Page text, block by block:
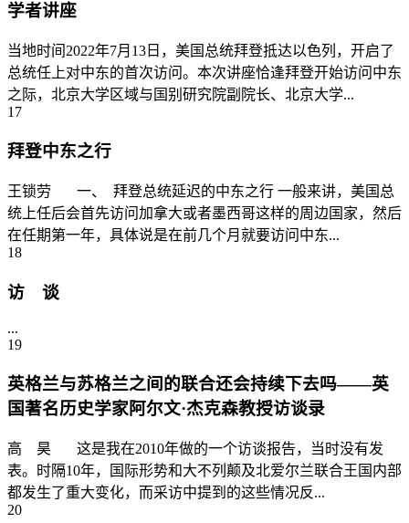
学者讲座
当地时间2022年7月13日，美国总统拜登抵达以色列，开启了
总统任上对中东的首次访问。本次讲座恰逢拜登开始访问中东
之际，北京大学区域与国别研究院副院长、北京大学...
17
拜登中东之行
王锁劳 一、 拜登总统延迟的中东之行 一般来讲，美国总
统上任后会首先访问加拿大或者墨西哥这样的周边国家，然后
在任期第一年，具体说是在前几个月就要访问中东...
18
访 谈
...
19
英格兰与苏格兰之间的联合还会持续下去吗——英
国著名历史学家阿尔文·杰克森教授访谈录
高 昊 这是我在2010年做的一个访谈报告，当时没有发
表。时隔10年，国际形势和大不列颠及北爱尔兰联合王国内部
都发生了重大变化，而采访中提到的这些情况反...
20